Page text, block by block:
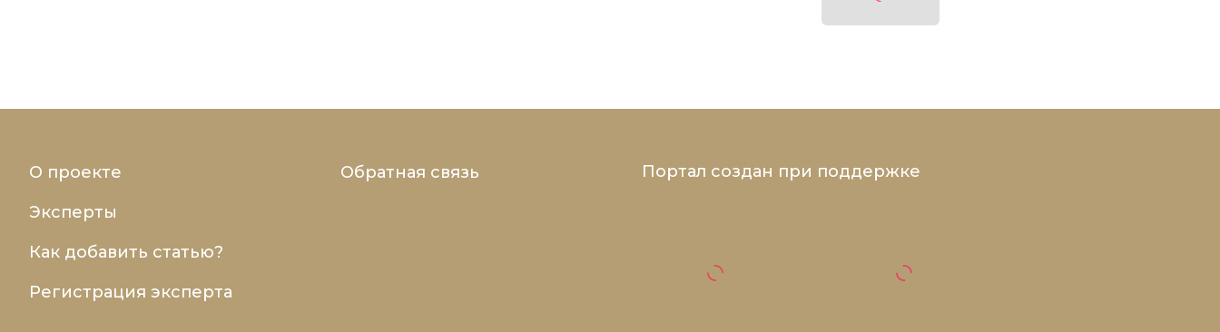
О проекте
Эксперты
Как добавить статью?
Регистрация эксперта
Обратная связь Портал создан при поддержке